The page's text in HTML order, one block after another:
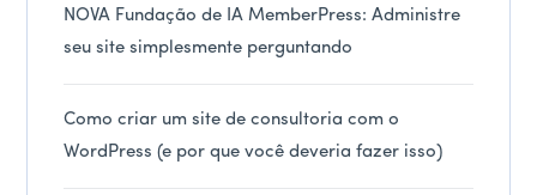
NOVA Fundação de IA MemberPress: Administre
seu site simplesmente perguntando
Como criar um site de consultoria com o
WordPress (e por que você deveria fazer isso)